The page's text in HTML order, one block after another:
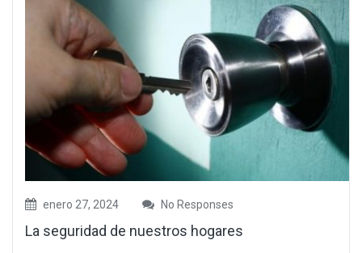
enero 27, 2024 No Responses
La seguridad de nuestros hogares